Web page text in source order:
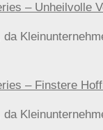
– Unheilvolle
– Finstere